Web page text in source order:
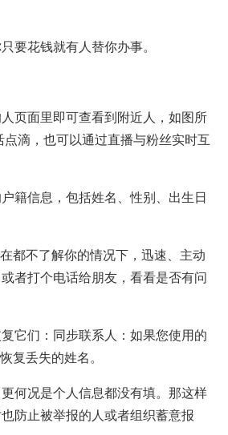
要花钱就有人替你办事。
页面里即可查看到附近人，如图所
滴，也可以通过直播与粉丝实时互
籍信息，包括姓名、性别、出生日
都不了解你的情况下，迅速、主动
者打个电话给朋友，看看是否有问
它们：同步联系人：如果您使用的
丢失的姓名。
何况是个人信息都没有填。那这样
防止被举报的人或者组织蓄意报